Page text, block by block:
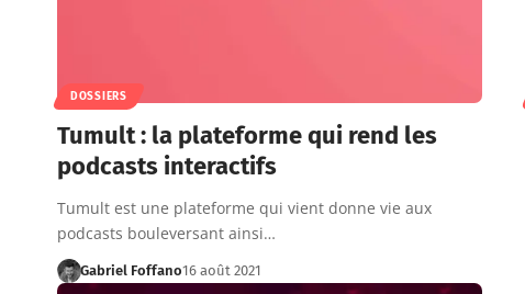
DOSSIERS
Tumult : la plateforme qui rend les
podcasts interactifs
Tumult est une plateforme qui vient donne vie aux
podcasts bouleversant ainsi…
Gabriel Foffano16 août 2021